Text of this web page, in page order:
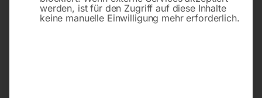
werden, ist für den Zugriff auf diese Inhalte
keine manuelle Einwilligung mehr erforderlich.